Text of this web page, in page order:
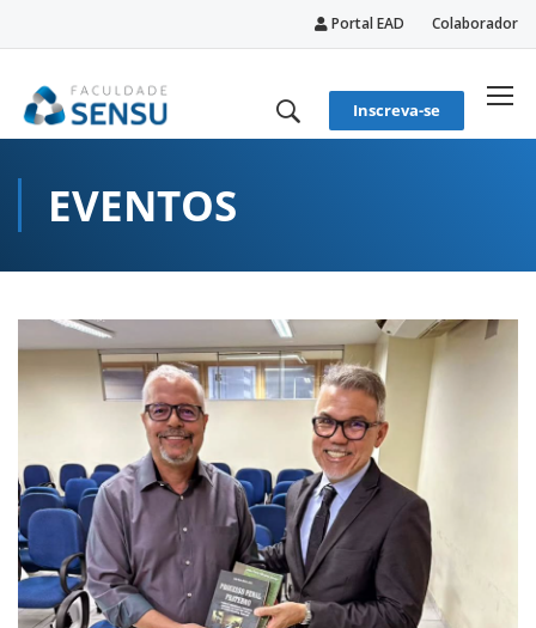
Portal EAD Colaborador
Inscreva-se
EVENTOS